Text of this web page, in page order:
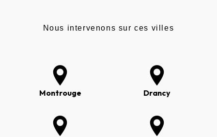
Nous intervenons sur ces villes
Montrouge Drancy